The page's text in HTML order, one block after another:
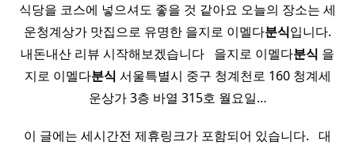
식당을 코스에 넣으셔도 좋을 것 같아요 오늘의 장소는 세
운청계상가 맛집으로 유명한 을지로 이멜다분식입니다.
내돈내산 리뷰 시작해보겠습니다 ​ ​ 을지로 이멜다분식 을
지로 이멜다분식 서울특별시 중구 청계천로 160 청계세
운상가 3층 바열 315호 월요일…
이 글에는 세시간전 제휴링크가 포함되어 있습니다. ​ ​ 대